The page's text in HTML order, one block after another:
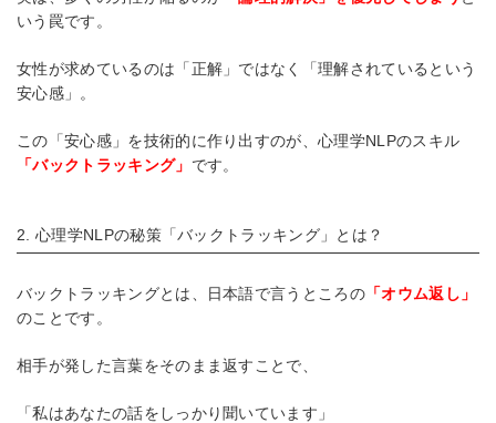
いう罠です。
女性が求めているのは「正解」ではなく「理解されているという
安心感」。
この「安心感」を技術的に作り出すのが、心理学NLPのスキル
「バックトラッキング」 です。
2. 心理学NLPの秘策「バックトラッキング」とは？
バックトラッキングとは、日本語で言うところの 「オウム返し」
のことです。
相手が発した言葉をそのまま返すことで、
「私はあなたの話をしっかり聞いています」